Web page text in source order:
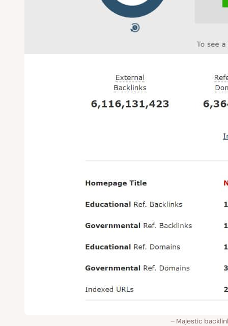
Majestic